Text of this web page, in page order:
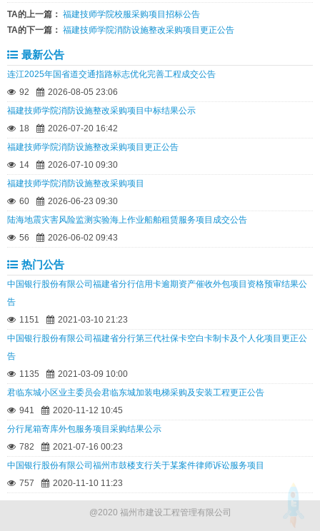
TA的上一篇： 福建技师学院校服采购项目招标公告
TA的下一篇： 福建技师学院消防设施整改采购项目更正公告
最新公告
连江2025年国省道交通指路标志优化完善工程成交公告
92
2026-08-05 23:06
福建技师学院消防设施整改采购项目中标结果公示
18
2026-07-20 16:42
福建技师学院消防设施整改采购项目更正公告
14
2026-07-10 09:30
福建技师学院消防设施整改采购项目
60
2026-06-23 09:30
陆海地震灾害风险监测实验海上作业船舶租赁服务项目成交公告
56
2026-06-02 09:43
热门公告
中国银行股份有限公司福建省分行信用卡逾期资产催收外包项目资格预审结果公
告
1151
2021-03-10 21:23
中国银行股份有限公司福建省分行第三代社保卡空白卡制卡及个人化项目更正公
告
1135
2021-03-09 10:00
君临东城小区业主委员会君临东城加装电梯采购及安装工程更正公告
941
2020-11-12 10:45
分行尾箱寄库外包服务项目采购结果公示
782
2021-07-16 00:23
中国银行股份有限公司福州市鼓楼支行关于某案件律师诉讼服务项目
757
2020-11-10 11:23
@2020 福州市建设工程管理有限公司